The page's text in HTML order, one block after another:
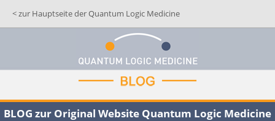
< zur Hauptseite der Quantum Logic Medicine
BLOG zur Original Website Quantum Logic Medicine